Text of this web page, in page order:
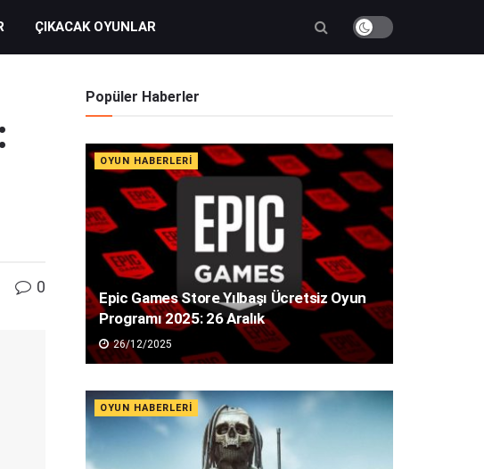
ÇIKACAK OYUNLAR
0
Popüler Haberler
OYUN HABERLERI
Epic Games Store Yılbaşı Ücretsiz Oyun
Programı 2025: 26 Aralık
26/12/2025
OYUN HABERLERI